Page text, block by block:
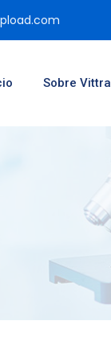
Sobre Vittra